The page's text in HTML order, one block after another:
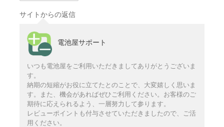
サイトからの返信
電池屋サポート
いつも電池屋をご利用いただきましてありがとうございま
す。
納期の短縮がお役に立てたとのことで、大変嬉しく思いま
す。また、機会があればぜひご利用ください。お客様のご
期待に応えられるよう、一層努力して参ります。
レビューポイントも付与させていただきましたので、ご活
用ください。